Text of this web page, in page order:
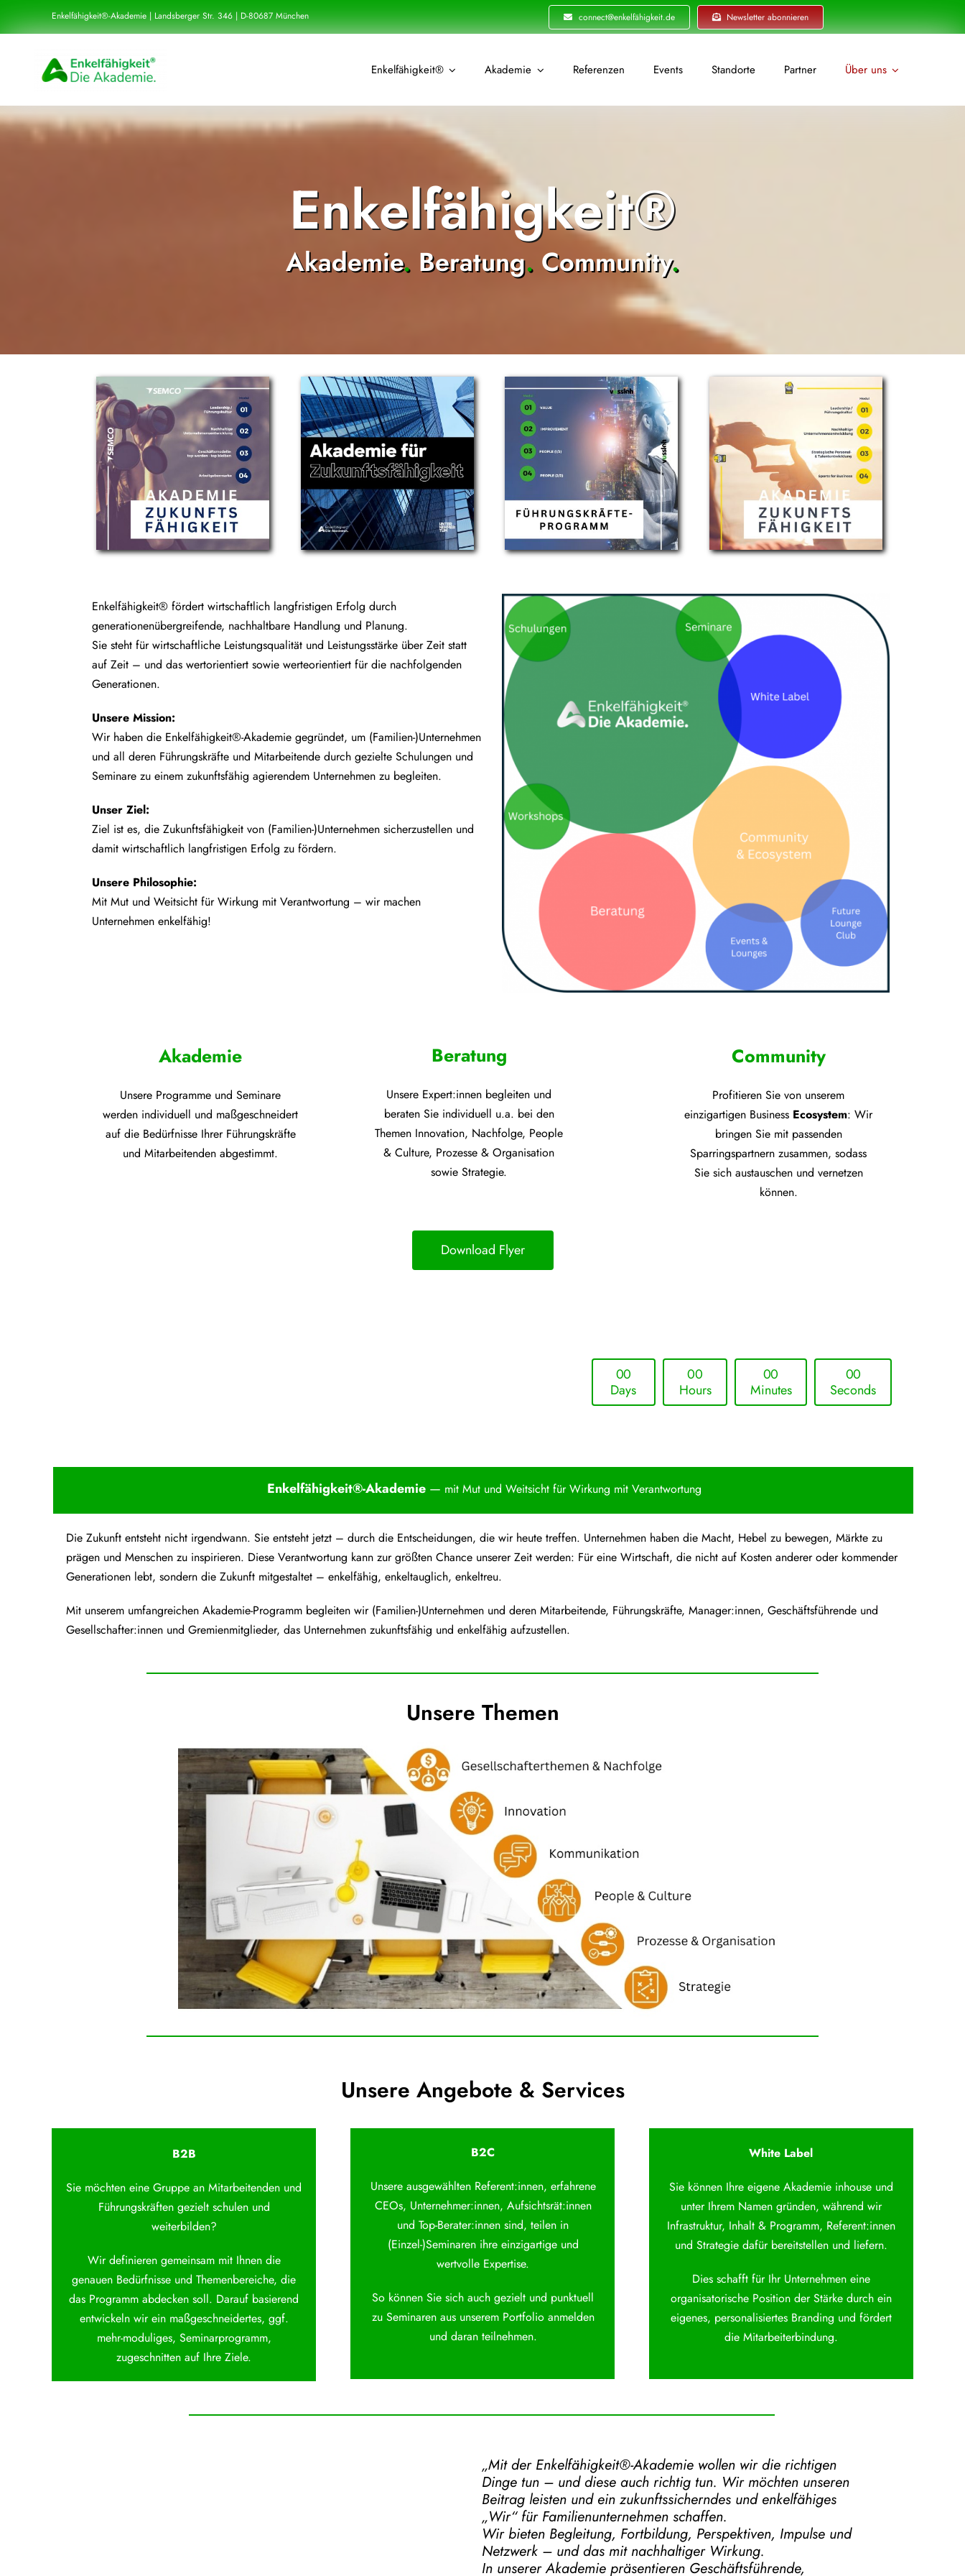
Inhalt
Enkelfähigkeit®-Akademie | Landsberger Str. 346 | D-80687 München connect@enkelfähigkeit.de Newsletter abonnieren
Enkelfähigkeit® Akademie Referenzen Events Standorte Partner Über uns
Enkelfähigkeit®
Akademie. Beratung. Community.
Enkelfähigkeit® fördert wirtschaftlich langfristigen Erfolg durch
generationenübergreifende, nachhaltbare Handlung und Planung.
Sie steht für wirtschaftliche Leistungsqualität und Leistungsstärke über Zeit statt
auf Zeit – und das wertorientiert sowie werteorientiert für die nachfolgenden
Generationen.
Unsere Mission:
Wir haben die Enkelfähigkeit®-Akademie gegründet, um (Familien-)Unternehmen
und all deren Führungskräfte und Mitarbeitende durch gezielte Schulungen und
Seminare zu einem zukunftsfähig agierendem Unternehmen zu begleiten.
Unser Ziel:
Ziel ist es, die Zukunftsfähigkeit von (Familien-)Unternehmen sicherzustellen und
damit wirtschaftlich langfristigen Erfolg zu fördern.
Unsere Philosophie:
Mit Mut und Weitsicht für Wirkung mit Verantwortung – wir machen
Unternehmen enkelfähig!
Akademie
Unsere Programme und Seminare
werden individuell und maßgeschneidert
auf die Bedürfnisse Ihrer Führungskräfte
und Mitarbeitenden abgestimmt.
Beratung
Unsere Expert:innen begleiten und
beraten Sie individuell u.a. bei den
Themen Innovation, Nachfolge, People
& Culture, Prozesse &Organisation
sowie Strategie.
Community
Profitieren Sie von unserem
einzigartigen Business Ecosystem: Wir
bringen Sie mit passenden
Sparringspartnern zusammen, sodass
Sie sich austauschen und vernetzen
können.
Download Flyer
00
Days
00
Hours
00
Minutes
00
Seconds
Enkelfähigkeit®-Akademie— mit Mut und Weitsicht für Wirkung mit Verantwortung
Die Zukunft entsteht nicht irgendwann. Sie entsteht jetzt – durch die Entscheidungen, die wir heute treffen. Unternehmen haben die Macht, Hebel zu bewegen, Märkte zu
prägen und Menschen zu inspirieren. Diese Verantwortung kann zur größten Chance unserer Zeit werden: Für eine Wirtschaft, die nicht auf Kosten anderer oder kommender
Generationen lebt, sondern die Zukunft mitgestaltet – enkelfähig, enkeltauglich, enkeltreu.
Mit unserem umfangreichen Akademie-Programm begleiten wir (Familien-)Unternehmen und deren Mitarbeitende, Führungskräfte, Manager:innen, Geschäftsführende und
Gesellschafter:innen und Gremienmitglieder, das Unternehmen zukunftsfähig und enkelfähig aufzustellen.
Unsere Themen
Unsere Angebote & Services
B2B
Sie möchten eine Gruppe an Mitarbeitenden und
Führungskräften gezielt schulen und
weiterbilden?
Wir definieren gemeinsam mit Ihnen die
genauen Bedürfnisse und Themenbereiche, die
das Programm abdecken soll. Darauf basierend
entwickeln wir ein maßgeschneidertes, ggf.
mehr-moduliges, Seminarprogramm,
zugeschnitten auf Ihre Ziele.
B2C
Unsere ausgewählten Referent:innen, erfahrene
CEOs, Unternehmer:innen, Aufsichtsrät:innen
und Top-Berater:innen sind, teilen in
(Einzel-)Seminaren ihre einzigartige und
wertvolle Expertise.
So können Sie sich auch gezielt und punktuell
zu Seminaren aus unserem Portfolio anmelden
und daran teilnehmen.
White Label
Sie können Ihre eigene Akademie inhouse und
unter Ihrem Namen gründen, während wir
Infrastruktur, Inhalt & Programm, Referent:innen
und Strategie dafür bereitstellen und liefern.
Dies schafft für Ihr Unternehmen eine
organisatorische Position der Stärke durch ein
eigenes, personalisiertes Branding und fördert
die Mitarbeiterbindung.
„Mit der Enkelfähigkeit®-Akademie wollen wir die richtigen
Dinge tun – und diese auch richtig tun. Wir möchten unseren
Beitrag leisten und ein zukunftssicherndes und enkelfähiges
„Wir“ für Familienunternehmen schaffen.
Wir bieten Begleitung, Fortbildung, Perspektiven, Impulse und
Netzwerk – und das mit nachhaltiger Wirkung.
In unserer Akademie präsentieren Geschäftsführende,